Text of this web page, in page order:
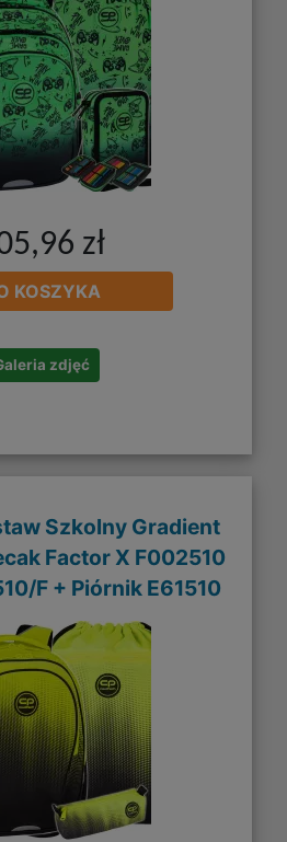
zł
KOSZYKA
zdjęć
Szkolny Gradient
Factor X F002510
F + Piórnik E61510